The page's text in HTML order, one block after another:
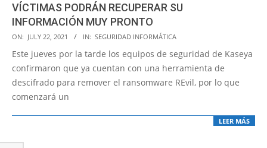
VÍCTIMAS PODRÁN RECUPERAR SU
INFORMACIÓN MUY PRONTO
2021-
07-
ON: JULY 22, 2021 IN: SEGURIDAD INFORMÁTICA
Este jueves por la tarde los equipos de seguridad de Kaseya
confirmaron que ya cuentan con una herramienta de
descifrado para remover el ransomware REvil, por lo que
comenzará un
LEER MÁS